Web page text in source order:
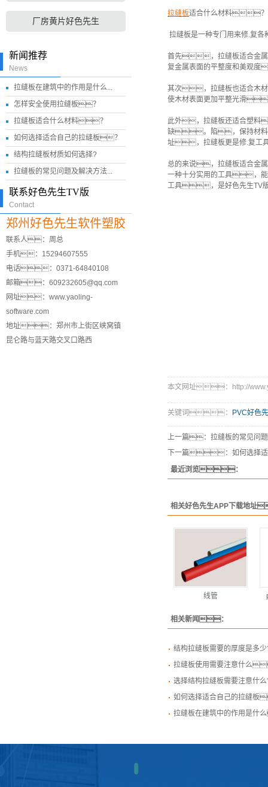
厂房黄片好色先生
新闻推荐
News
拉缝板在建筑中的作用是什么...
怎样安全使用拉缝板？
拉缝板适合什么材料？
如何选择适合自己的拉缝板？
结构拉缝板材质如何选择?
拉缝板的常见问题及解决方法...
联系好色先生TV版
Contact
郑州好色先生软件塑胶
联系人：周总
手机：15294607555
电话：0371-64840108
邮箱：609232605@qq.com
网址：www.yaoling-
software.com
地址：郑州市上街区峡窝镇
昆仑路与蓝天路交叉口路西
拉缝板适合什么材料？
拉缝板是一种专门用来修.复
首先，拉缝板适合金
复金属表面的平整度和美观
其次，拉缝板也适合木
使木材表面更加平整光滑
此外，拉缝板还适合塑
缺。陷，保持材料
址，拉缝板更是修.复
总的来说，拉缝板适合
一种十分实用的工具，
工具，是好色先生TV
本文网址：http://
关键词： PVC好色
上一篇： 拉缝板的常见问
下一篇： 如何选择
最近浏览：
相关好色先生APP下载地址
线管
相关新闻：
结构拉缝板需要的厚度是多
拉缝板使用需要注意什么
选择结构拉缝板需要注意什
如何选择适合自己的拉缝
拉缝板在建筑中的作用是什